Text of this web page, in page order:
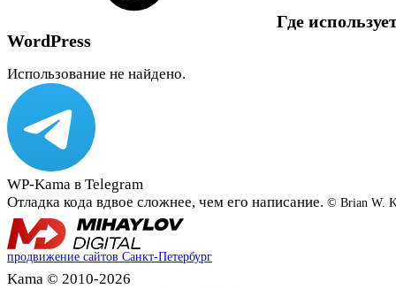
Где
WordPress
Использование не найдено.
WP-Kama в Telegram
Отладка кода вдвое сложнее, чем его написание. © Brian W.
продвижение сайтов Санкт-Петербург
Kama © 2010-2026